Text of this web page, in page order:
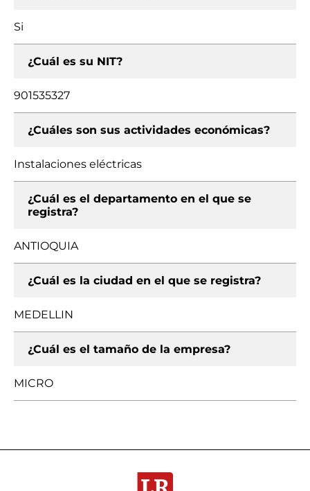
Si
¿Cuál es su NIT?
901535327
¿Cuáles son sus actividades económicas?
Instalaciones eléctricas
¿Cuál es el departamento en el que se
registra?
ANTIOQUIA
¿Cuál es la ciudad en el que se registra?
MEDELLIN
¿Cuál es el tamaño de la empresa?
MICRO